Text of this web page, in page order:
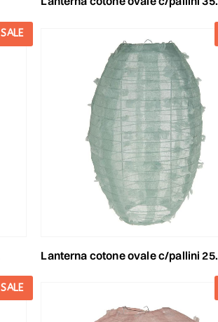
SALE
lanterna cotone ovale c/pallini 25x25x36 cm verde menta
SALE